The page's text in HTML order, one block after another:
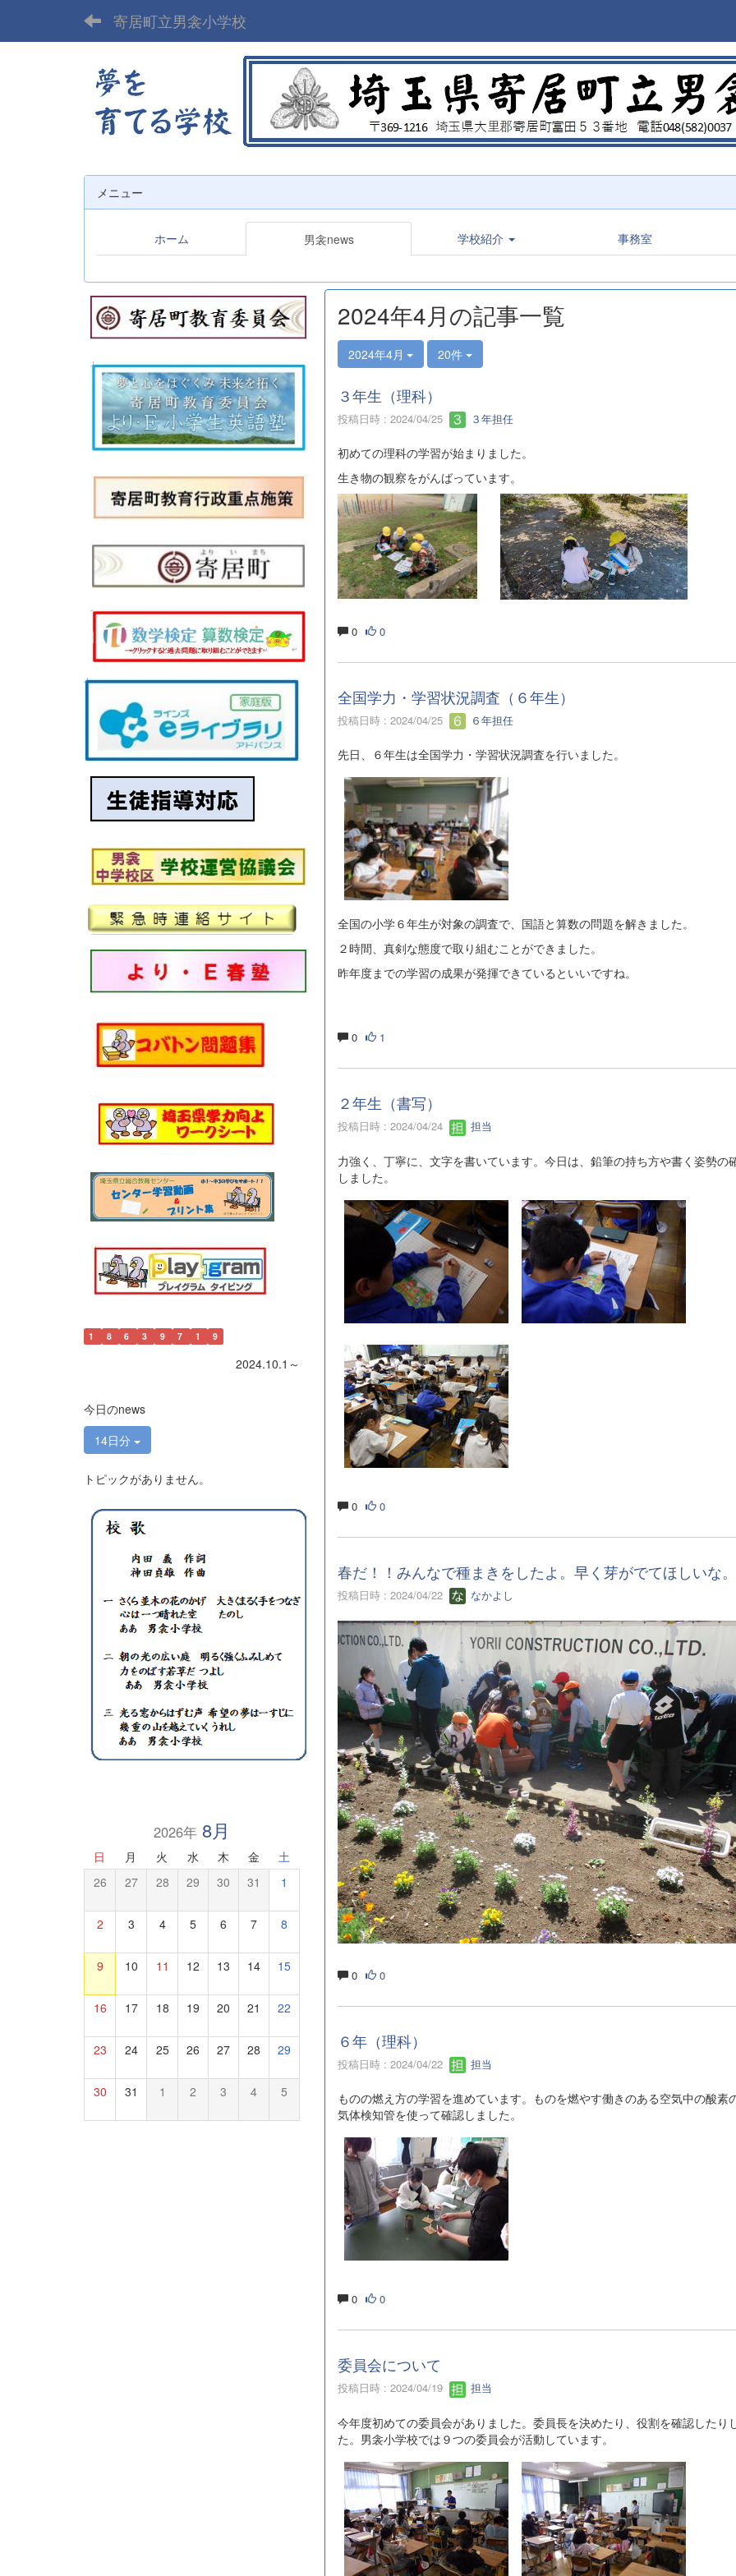
寄居町立男衾小学校
メニュー
ホーム 男衾news 学校紹介 事務室
2024年4月の記事一覧
2024年4月 20件
３年生（理科）
投稿日時 : 2024/04/25 ３年担任
初めての理科の学習が始まりました。
生き物の観察をがんばっています。
0 0
全国学力・学習状況調査（６年生）
投稿日時 : 2024/04/25 ６年担任
先日、６年生は全国学力・学習状況調査を行いました。
全国の小学６年生が対象の調査で、国語と算数の問題を解きました。
２時間、真剣な態度で取り組むことができました。
昨年度までの学習の成果が発揮できているといいですね。
0 1
２年生（書写）
投稿日時 : 2024/04/24 担当
力強く、丁寧に、文字を書いています。今日は、鉛筆の持ち方や書く姿勢の
しました。
0 0
春だ！！みんなで種まきをしたよ。早く芽がでてほしいな。
投稿日時 : 2024/04/22 なかよし
0 0
６年（理科）
投稿日時 : 2024/04/22 担当
ものの燃え方の学習を進めています。ものを燃やす働きのある空気中の酸素
気体検知管を使って確認しました。
0 0
委員会について
投稿日時 : 2024/04/19 担当
今年度初めての委員会がありました。委員長を決めたり、役割を確認したり
た。男衾小学校では９つの委員会が活動しています。
1 8 6 3 9 7 1 9
2024.10.1～
今日のnews
14日分
トピックがありません。
2026年8月
日 月 火 水 木 金 土
26 27 28 29 30 31 1
2 3 4 5 6 7 8
9 10 11 12 13 14 15
16 17 18 19 20 21 22
23 24 25 26 27 28 29
30 31 1 2 3 4 5